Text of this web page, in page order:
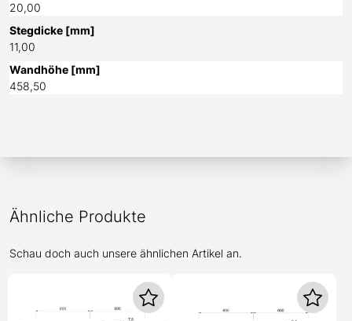
20,00
Stegdicke [mm]
11,00
Wandhöhe [mm]
458,50
Ähnliche Produkte
Schau doch auch unsere ähnlichen Artikel an.